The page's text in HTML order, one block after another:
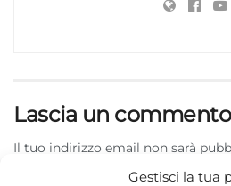
Gestisci la tua
Lascia un commento
Il tuo indirizzo email non sarà